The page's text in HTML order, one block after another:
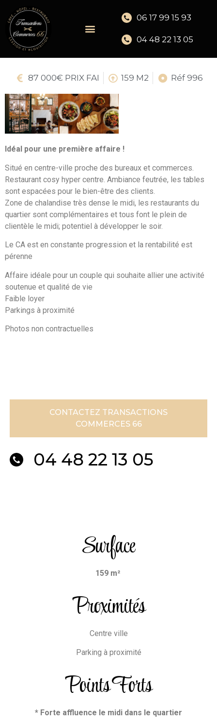
06 17 99 15 93
04 48 22 13 05
87 000€ PRIX FAI 159 M2 Réf 996
Idéal pour une première affaire !
Situé en centre-ville proche des bureaux et commerces.
Restaurant cosy hyper centre. Ambiance feutrée, les tables
sont espacées pour le bien-être des clients.
Zone de chalandise très dense le midi, les restaurants du
quartier sont complémentaires et tous font le plein de
clientèle le midi; potentiel à développer le soir.
Le CA est en constante progression et la rentabilité est
pérenne
Affaire idéale pour un couple qui souhaite allier une activité
soutenue et qualité de vie
Faible loyer
Parkings à proximité
Photos non contractuelles
CONTACTEZ TRANSACTIONS
COMMERCES 66
04 48 22 13 05
Surface
159 m²
Proximités
Centre ville
Parking à proximité
Points Forts
* Forte affluence le midi dans le quartier